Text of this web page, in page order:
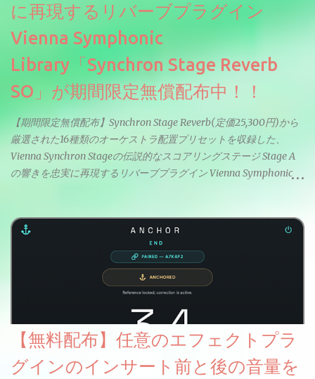
に再現するリバーブプラグイン
Vienna Symphonic
Library「Synchron Stage Reverb
SO」が期間限定無償配布中！！
【期間限定無償配布】Synchron Stage Reverb(定価25,300円)から
厳選された16種類のオーケストラ配置プリセットを収録した、
Vienna Synchron Stageの伝説的なスコアリングステージ Stage A
の響きを忠実に再現するリバーブプラグイン Vienna Symphonic
ージョンの制限がかなり緩和されていてより実用的。オーケスト
ラセッティングだけでなくボーカルミックスやピアノにも使えま
【無料配布】任意のエフェクトプラ
グインのインサート前と後の音量を